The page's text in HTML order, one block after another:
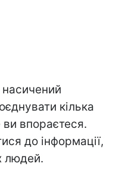
насичений
кілька
впораєтеся.
до інформації,
людей.